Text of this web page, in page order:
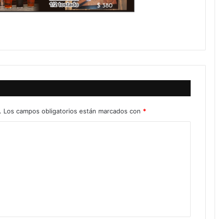
Los campos obligatorios están marcados con *